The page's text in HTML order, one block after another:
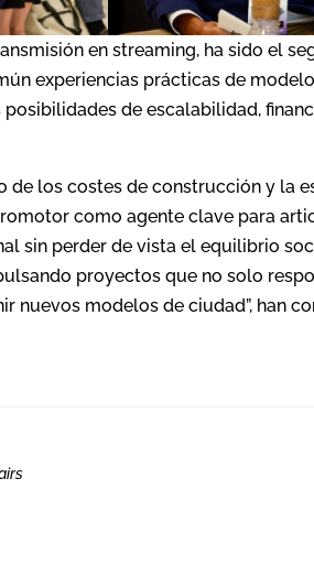
en streaming, ha sido el
experiencias prácticas de
de escalabilidad,
los costes de construcción y la
como agente clave para
sin perder de vista el equilibrio
proyectos que no solo
nuevos modelos de ciudad”, han